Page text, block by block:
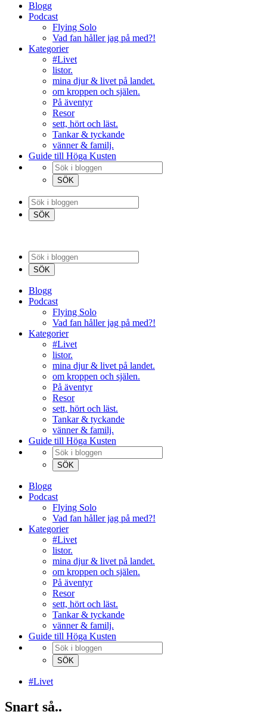
Blogg
Podcast
Flying Solo
Vad fan håller jag på med?!
Kategorier
#Livet
listor.
mina djur & livet på landet.
om kroppen och själen.
På äventyr
Resor
sett, hört och läst.
Tankar & tyckande
vänner & familj.
Guide till Höga Kusten
Blogg
Podcast
Flying Solo
Vad fan håller jag på med?!
Kategorier
#Livet
listor.
mina djur & livet på landet.
om kroppen och själen.
På äventyr
Resor
sett, hört och läst.
Tankar & tyckande
vänner & familj.
Guide till Höga Kusten
Blogg
Podcast
Flying Solo
Vad fan håller jag på med?!
Kategorier
#Livet
listor.
mina djur & livet på landet.
om kroppen och själen.
På äventyr
Resor
sett, hört och läst.
Tankar & tyckande
vänner & familj.
Guide till Höga Kusten
#Livet
Snart så..